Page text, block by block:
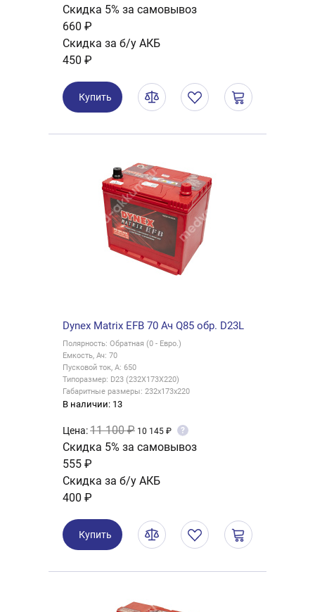
Скидка 5% за самовывоз
660 ₽
Скидка за б/у АКБ
450 ₽
Купить
Dynex Matrix EFB 70 Ач Q85 обр. D23L
Полярность: Обратная (0 - Евро.)
Емкость, Ач: 70
Пусковой ток, А: 650
Типоразмер: D23 (232X173X220)
Габаритные размеры: 232x173x220
В наличии: 13
Цена:11 100 ₽ 10 145 ₽ ?
Скидка 5% за самовывоз
555 ₽
Скидка за б/у АКБ
400 ₽
Купить